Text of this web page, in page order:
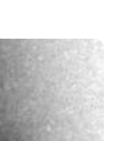
て知られて
。
能のために、
研究対象とし